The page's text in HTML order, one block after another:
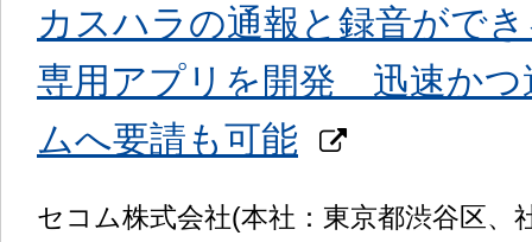
カスハラの通報と録音がで
専用アプリを開発 迅速かつ
ムへ要請も可能
セコム株式会社(本社：東京都渋谷区